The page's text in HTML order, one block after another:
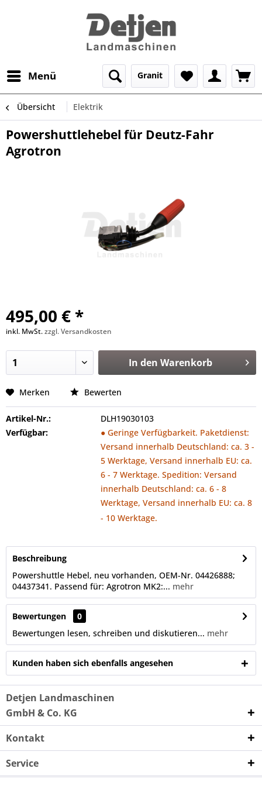
Menü Granit
Übersicht Elektrik
Powershuttlehebel für Deutz-Fahr
Agrotron
495,00 € *
inkl. MwSt.zzgl. Versandkosten
In den Warenkorb
Merken Bewerten
Artikel-Nr.:
DLH19030103
Verfügbar:
● Geringe Verfügbarkeit. Paketdienst:
Versand innerhalb Deutschland: ca. 3 -
5 Werktage, Versand innerhalb EU: ca.
6 - 7 Werktage. Spedition: Versand
innerhalb Deutschland: ca. 6 - 8
Werktage, Versand innerhalb EU: ca. 8
- 10 Werktage.
Beschreibung
Powershuttle Hebel, neu vorhanden, OEM-Nr. 04426888;
04437341. Passend für: Agrotron MK2:... mehr
Bewertungen
0
Bewertungen lesen, schreiben und diskutieren... mehr
Kunden haben sich ebenfalls angesehen
Detjen Landmaschinen
GmbH & Co. KG
Kontakt
Service